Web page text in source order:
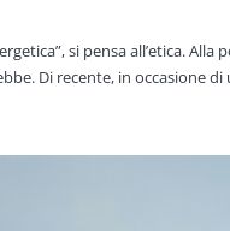
si pensa all’etica.
Di recente, in